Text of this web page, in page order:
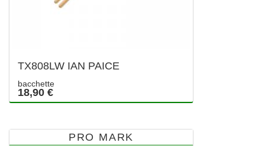
TX808LW IAN PAICE
bacchette
18,90 €
PRO MARK